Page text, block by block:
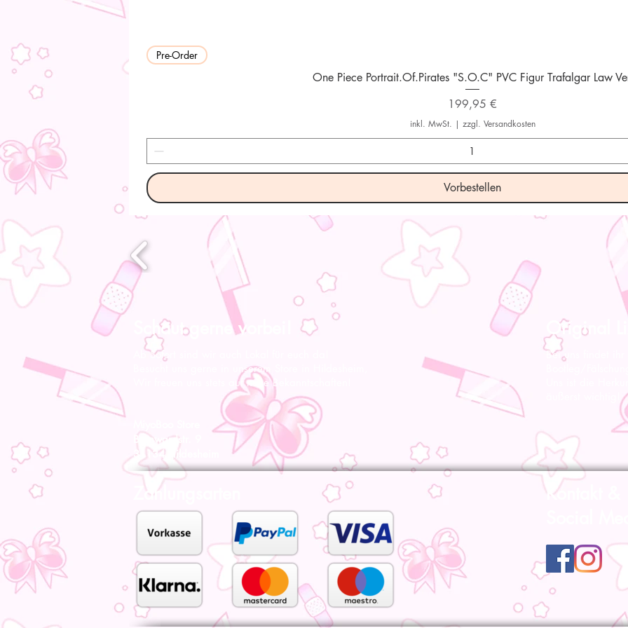
Pre-Order
One Piece Portrait.Of.Pirates "S.O.C" PVC Figur Trafalgar Law
Preis
199,95 €
inkl. MwSt. | zzgl. Versandkosten
Vorbestellen
Schaut gerne vorbei!
Ab Sofort sind wir auch Lokal für euch da!
Besucht uns gerne in unserem Store in Hildesheim,
Wir freuen uns stets auf neue Bekanntschaften!
Original
Bei uns findet ihr
Bootleg/
Uns ist die
Bernwardstr. 9
31134 Hildesheim
Zahlungsarten
Kontakt &